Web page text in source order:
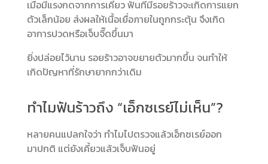
เมื่อมีแรงกดจากการเคี้ยว ฟันที่มีรอยร้าวจะเกิดการแยก
ตัวเล็กน้อย ส่งผลให้เนื้อเยื่อภายในถูกกระตุ้น จึงเกิด
อาการปวดหรือเจ็บจี๊ดขึ้นมา
ยิ่งปล่อยไว้นาน รอยร้าวอาจขยายตัวมากขึ้น จนทำให้
เกิดปัญหาที่รักษายากกว่าเดิม
ทำไมฟันร้าวถึง “เอ็กซเรย์ไม่เห็น”?
หลายคนแปลกใจว่า ทำไมไปตรวจแล้วเอ็กซเรย์ออก
มาปกติ แต่ยังเคี้ยวแล้วเจ็บฟันอยู่